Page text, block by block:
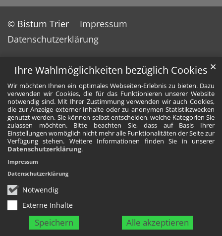
Ihre Wahlmöglichkeiten bezüglich Cookies
Wir möchten Ihnen ein optimales Webseiten-Erlebnis zu bieten. Dazu
verwenden wir Cookies, die für das Funktionieren unserer Website
notwendig sind. Mit Ihrer Zustimmung verwenden wir auch Cookies,
die zur Anzeige externer Inhalte oder zu anonymen Statistikzwecken
genutzt werden. Sie können selbst entscheiden, welche Kategorien Sie
zulassen möchten. Bitte beachten Sie, dass auf Basis Ihrer
Einstellungen womöglich nicht mehr alle Funktionalitäten der Seite zur
Verfügung stehen. Weitere Informationen finden Sie in unserer
Datenschutzerklärung.
Notwendig
Externe Inhalte
Speichern Alle akzeptieren
✕
Impressum
Datenschutzerklärung
© Bistum Trier
Impressum
Datenschutzerklärung